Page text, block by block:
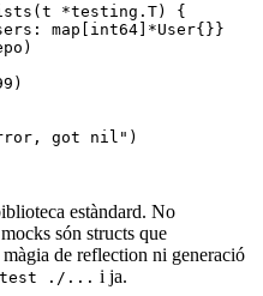
(t *testing . T) {
map [ int64] *User{}}
)
got nil" )
estàndard. No
són structs que
de reflection ni generació
test ./... i ja.